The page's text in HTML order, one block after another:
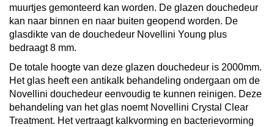
muurtjes gemonteerd kan worden. De glazen douchedeur
kan naar binnen en naar buiten geopend worden. De
glasdikte van de douchedeur Novellini Young plus
bedraagt 8 mm.
De totale hoogte van deze glazen douchedeur is 2000mm.
Het glas heeft een antikalk behandeling ondergaan om de
Novellini douchedeur eenvoudig te kunnen reinigen. Deze
behandeling van het glas noemt Novellini Crystal Clear
Treatment. Het vertraagt kalkvorming en bacterievorming